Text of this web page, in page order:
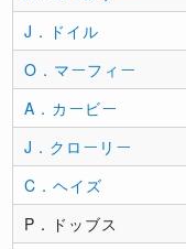
J．ドイル
O．マーフィー
A．カービー
J．クローリー
C．ヘイズ
P．ドッブス